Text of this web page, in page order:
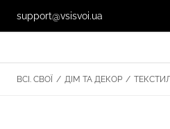
support@vsisvoi.ua
ВСІ. СВОЇ / ДІМ ТА ДЕКОР /